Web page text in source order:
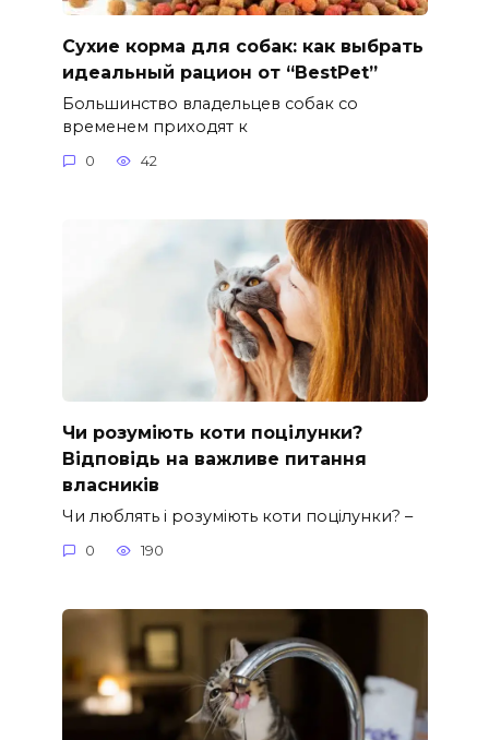
Сухие корма для собак: как выбрать
идеальный рацион от “BestPet”
Большинство владельцев собак со
временем приходят к
0 42
Чи розуміють коти поцілунки?
Відповідь на важливе питання
власників
Чи люблять і розуміють коти поцілунки? –
0 190